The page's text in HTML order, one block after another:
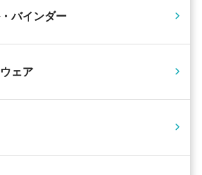
バインダー
ェア